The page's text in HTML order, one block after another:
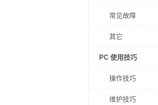
常见故障
其它
PC 使用技巧
操作技巧
维护技巧